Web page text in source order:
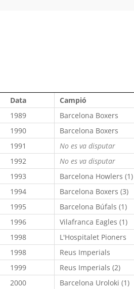
Data Campió
1989 Barcelona Boxers
1990 Barcelona Boxers
1991
No es va disputar
1992
No es va disputar
1993 Barcelona Howlers (1)
1994 Barcelona Boxers (3)
1995 Barcelona Búfals (1)
1996 Vilafranca Eagles (1)
1998 L'Hospitalet Pioners
1998 Reus Imperials
1999 Reus Imperials (2)
2000 Barcelona Uroloki (1)